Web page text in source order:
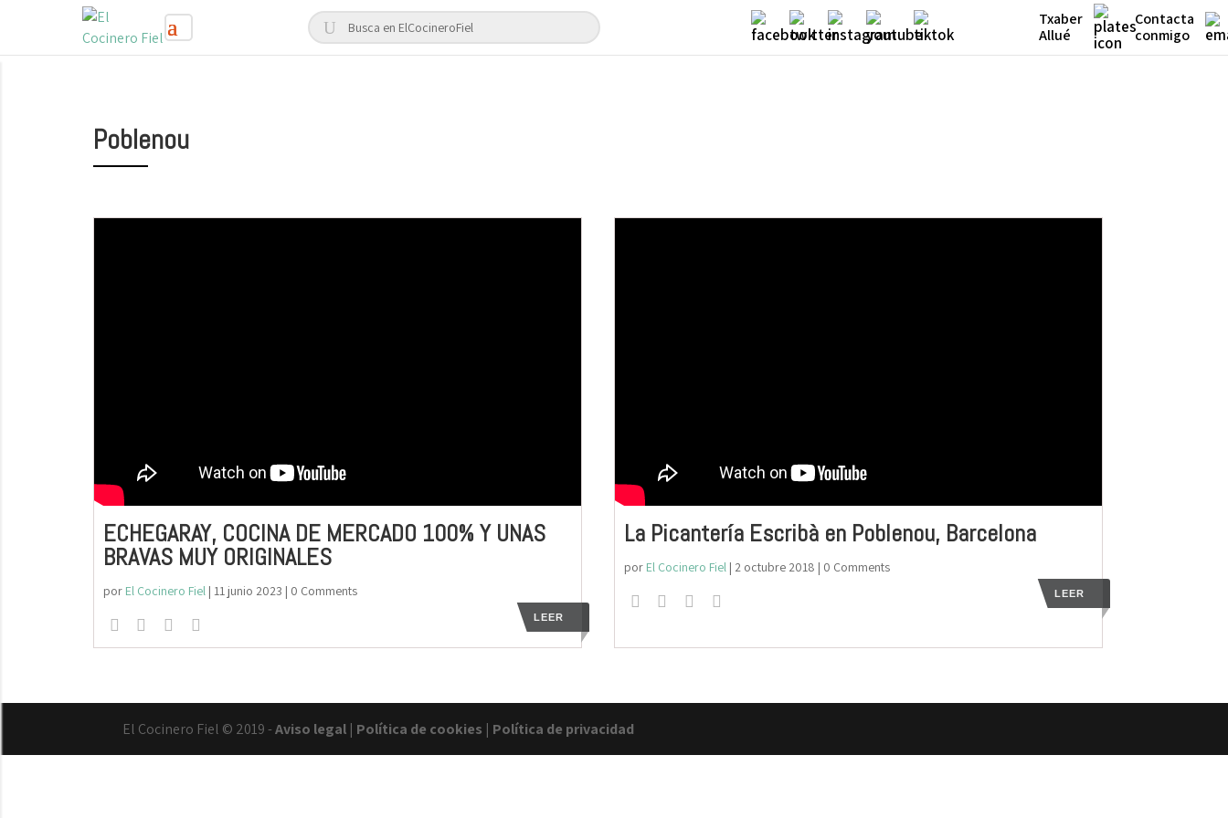
Txaber
Allué
Contacta
conmigo
Poblenou
ECHEGARAY, COCINA DE MERCADO 100% Y UNAS
BRAVAS MUY ORIGINALES
por El Cocinero Fiel| 11 junio 2023 | 0 Comments
LEER
La Picantería Escribà en Poblenou, Barcelona
por El Cocinero Fiel| 2 octubre 2018 | 0 Comments
LEER
El Cocinero Fiel © 2019 -Aviso legal | Política de cookies | Política de privacidad